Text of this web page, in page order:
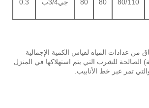
80/110
80
80 جي3/4ب 0.3
من عدادات المياه لقياس الكمية الإجمالية
الصالحة للشرب التي يتم استهلاكها في المنزل
تمر عبر خط الأنابيب.